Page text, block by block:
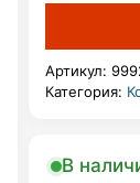
Артикул:
Категория:
В